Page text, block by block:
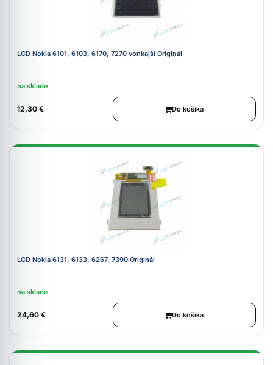
LCD Nokia 6101, 6103, 6170, 7270 vonkajší Originál
na sklade
12,30 € Do košíka
LCD Nokia 6131, 6133, 6267, 7390 Originál
na sklade
24,60 € Do košíka